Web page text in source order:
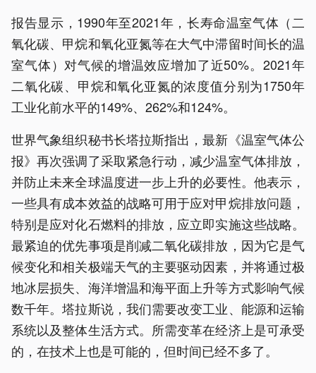
报告显示，1990年至2021年，长寿命温室气体（二
氧化碳、甲烷和氧化亚氮等在大气中滞留时间长的温
室气体）对气候的增温效应增加了近50%。2021年
二氧化碳、甲烷和氧化亚氮的浓度值分别为1750年
工业化前水平的149%、262%和124%。
世界气象组织秘书长塔拉斯指出，最新《温室气体公
报》再次强调了采取紧急行动，减少温室气体排放，
并防止未来全球温度进一步上升的必要性。他表示，
一些具有成本效益的战略可用于应对甲烷排放问题，
特别是应对化石燃料的排放，应立即实施这些战略。
最紧迫的优先事项是削减二氧化碳排放，因为它是气
候变化和相关极端天气的主要驱动因素，并将通过极
地冰层损失、海洋增温和海平面上升等方式影响气候
数千年。塔拉斯说，我们需要改变工业、能源和运输
系统以及整体生活方式。所需变革在经济上是可承受
的，在技术上也是可能的，但时间已经不多了。